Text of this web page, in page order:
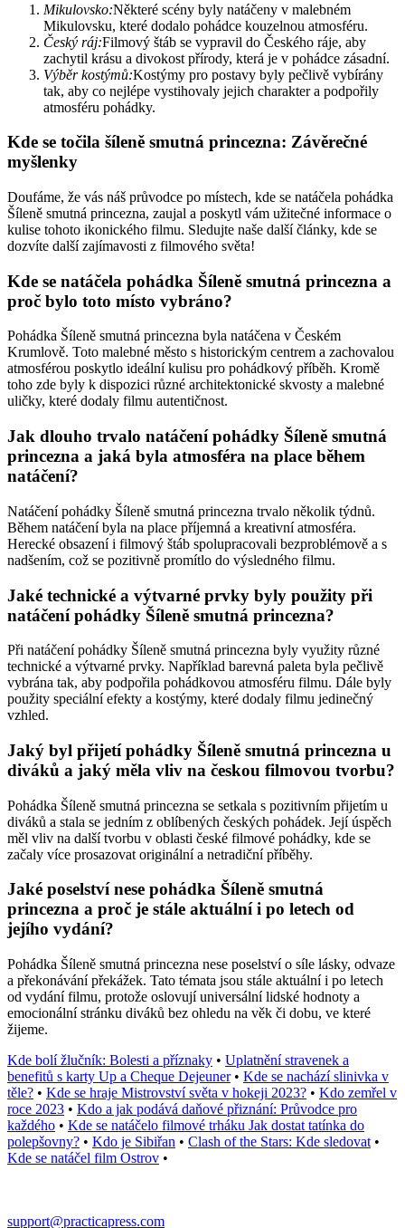
Mikulovsko:Některé scény byly natáčeny v malebném
Mikulovsku, které dodalo pohádce kouzelnou atmosféru.
Český ráj:Filmový štáb se vypravil do Českého ráje, aby
zachytil krásu a divokost přírody, která je v pohádce zásadní.
Výběr kostýmů:Kostýmy pro postavy byly pečlivě vybírány
tak, aby co nejlépe vystihovaly jejich charakter a podpořily
atmosféru pohádky.
Kde se točila šíleně smutná princezna: Závěrečné
myšlenky
Doufáme, že vás náš průvodce po místech, kde se natáčela pohádka
Šíleně smutná princezna, zaujal a poskytl vám užitečné informace o
kulise tohoto ikonického filmu. Sledujte naše další články, kde se
dozvíte další zajímavosti z filmového světa!
Kde se natáčela pohádka Šíleně smutná princezna a
proč bylo toto místo vybráno?
Pohádka Šíleně smutná princezna byla natáčena v Českém
Krumlově. Toto malebné město s historickým centrem a zachovalou
atmosférou poskytlo ideální kulisu pro pohádkový příběh. Kromě
toho zde byly k dispozici různé architektonické skvosty a malebné
uličky, které dodaly filmu autentičnost.
Jak dlouho trvalo natáčení pohádky Šíleně smutná
princezna a jaká byla atmosféra na place během
natáčení?
Natáčení pohádky Šíleně smutná princezna trvalo několik týdnů.
Během natáčení byla na place příjemná a kreativní atmosféra.
Herecké obsazení i filmový štáb spolupracovali bezproblémově a s
nadšením, což se pozitivně promítlo do výsledného filmu.
Jaké technické a výtvarné prvky byly použity při
natáčení pohádky Šíleně smutná princezna?
Při natáčení pohádky Šíleně smutná princezna byly využity různé
technické a výtvarné prvky. Například barevná paleta byla pečlivě
vybrána tak, aby podpořila pohádkovou atmosféru filmu. Dále byly
použity speciální efekty a kostýmy, které dodaly filmu jedinečný
vzhled.
Jaký byl přijetí pohádky Šíleně smutná princezna u
diváků a jaký měla vliv na českou filmovou tvorbu?
Pohádka Šíleně smutná princezna se setkala s pozitivním přijetím u
diváků a stala se jedním z oblíbených českých pohádek. Její úspěch
měl vliv na další tvorbu v oblasti české filmové pohádky, kde se
začaly více prosazovat originální a netradiční příběhy.
Jaké poselství nese pohádka Šíleně smutná
princezna a proč je stále aktuální i po letech od
jejího vydání?
Pohádka Šíleně smutná princezna nese poselství o síle lásky, odvaze
a překonávání překážek. Tato témata jsou stále aktuální i po letech
od vydání filmu, protože oslovují universální lidské hodnoty a
emocionální stránku diváků bez ohledu na věk či dobu, ve které
žijeme.
Kde bolí žlučník: Bolesti a příznaky • Uplatnění stravenek a
benefitů s karty Up a Cheque Dejeuner• Kde se nachází slinivka v
těle? • Kde se hraje Mistrovství světa v hokeji 2023? • Kdo zemřel v
roce 2023 • Kdo a jak podává daňové přiznání: Průvodce pro
každého • Kde se natáčelo filmové trháku Jak dostat tatínka do
polepšovny? • Kdo je Sibiřan • Clash of the Stars: Kde sledovat •
Kde se natáčel film Ostrov •
support@practicapress.com